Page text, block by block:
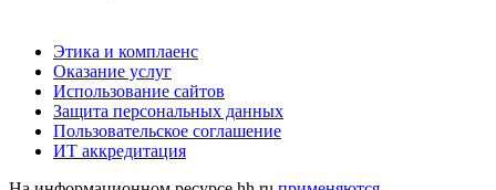
Этика и комплаенс
Оказание услуг
Использование сайтов
Защита персональных данных
Пользовательское соглашение
ИТ аккредитация